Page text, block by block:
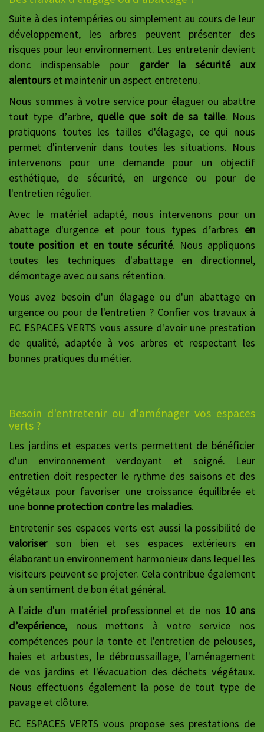
Suite à des intempéries ou simplement au cours de leur
développement, les arbres peuvent présenter des
risques pour leur environnement. Les entretenir devient
donc indispensable pour garder la sécurité aux
alentours et maintenir un aspect entretenu.
Nous sommes à votre service pour élaguer ou abattre
tout type d’arbre, quelle que soit de sa taille. Nous
pratiquons toutes les tailles d'élagage, ce qui nous
permet d'intervenir dans toutes les situations. Nous
intervenons pour une demande pour un objectif
esthétique, de sécurité, en urgence ou pour de
l'entretien régulier.
Avec le matériel adapté, nous intervenons pour un
abattage d'urgence et pour tous types d’arbres en
toute position et en toute sécurité. Nous appliquons
toutes les techniques d'abattage en directionnel,
démontage avec ou sans rétention.
Vous avez besoin d'un élagage ou d'un abattage en
urgence ou pour de l'entretien ? Confier vos travaux à
EC ESPACES VERTS vous assure d'avoir une prestation
de qualité, adaptée à vos arbres et respectant les
bonnes pratiques du métier.
Besoin d'entretenir ou d'aménager vos espaces
verts ?
Les jardins et espaces verts permettent de bénéficier
d'un environnement verdoyant et soigné. Leur
entretien doit respecter le rythme des saisons et des
végétaux pour favoriser une croissance équilibrée et
une bonne protection contre les maladies.
Entretenir ses espaces verts est aussi la possibilité de
valoriserson bien et ses espaces extérieurs en
élaborant un environnement harmonieux dans lequel les
visiteurs peuvent se projeter. Cela contribue également
à un sentiment de bon état général.
A l'aide d'un matériel professionnel et de nos 10 ans
d’expérience, nous mettons à votre service nos
compétences pour la tonte et l'entretien de pelouses,
haies et arbustes, le débroussaillage, l'aménagement
de vos jardins et l'évacuation des déchets végétaux.
Nous effectuons également la pose de tout type de
pavage et clôture.
EC ESPACES VERTS vous propose ses prestations de